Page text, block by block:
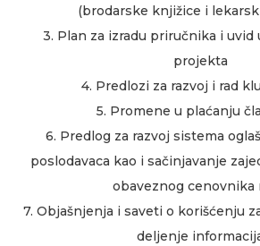
(brodarske knjižice i
3. Plan za izradu priručnika i uvid
projekta
4. Predlozi za razvoj i rad
5. Promene u plaćanju
6. Predlog za razvoj sistema
poslodavaca kao i sačinjavanje
obaveznog cenovnika
7. Objašnjenja i saveti o korišćenju
deljenje